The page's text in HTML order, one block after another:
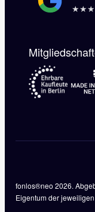
fonlos®neo 2026.
Eigentum der